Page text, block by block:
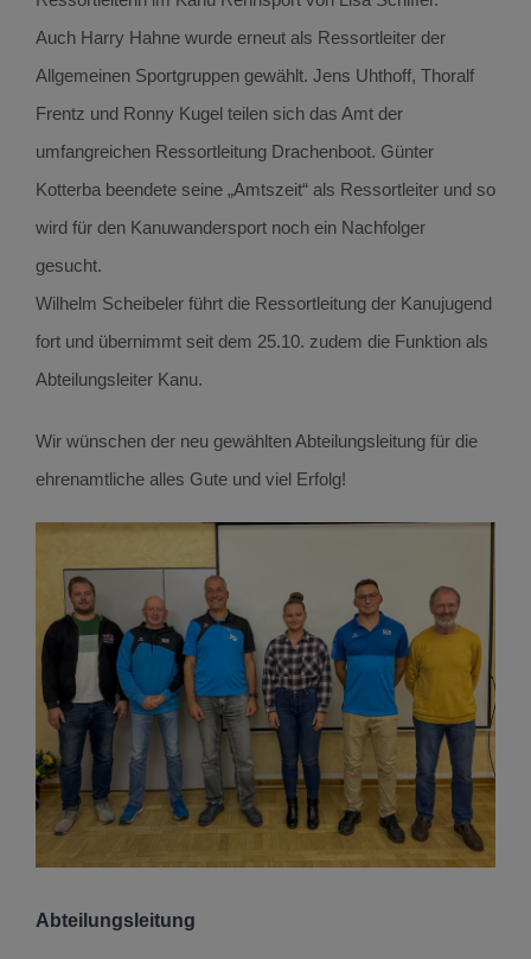
Auch Harry Hahne wurde erneut als Ressortleiter der
Allgemeinen Sportgruppen gewählt. Jens Uhthoff, Thoralf
Frentz und Ronny Kugel teilen sich das Amt der
umfangreichen Ressortleitung Drachenboot. Günter
Kotterba beendete seine „Amtszeit“ als Ressortleiter und so
wird für den Kanuwandersport noch ein Nachfolger
gesucht.
Wilhelm Scheibeler führt die Ressortleitung der Kanujugend
fort und übernimmt seit dem 25.10. zudem die Funktion als
Abteilungsleiter Kanu.
Wir wünschen der neu gewählten Abteilungsleitung für die
ehrenamtliche alles Gute und viel Erfolg!
Abteilungsleitung